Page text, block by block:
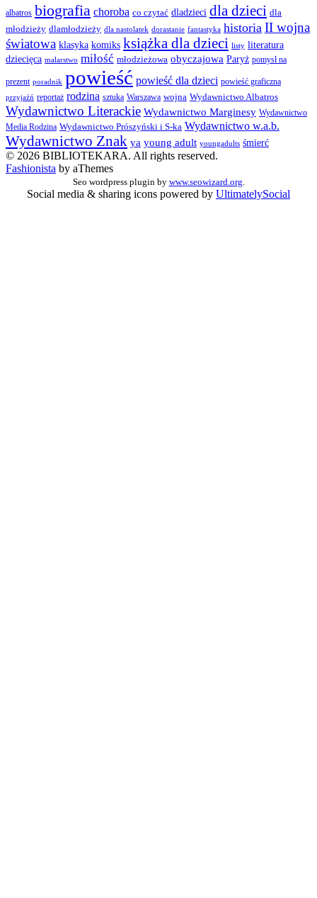
albatros biografia choroba co czytać dladzieci dla dzieci dla
młodzieży dlamłodzieży dla nastolatek dorastanie fantastyka historia II wojna
światowa klasyka komiks książka dla dzieci listy literatura
dziecięca malarstwo miłość młodzieżowa obyczajowa Paryż pomysł na
prezent poradnik powieść powieść dla dzieci powieść graficzna
przyjaźń reportaż rodzina sztuka Warszawa wojna Wydawnictwo Albatros
Wydawnictwo Literackie Wydawnictwo Marginesy Wydawnictwo
Media Rodzina Wydawnictwo Prószyński i S-ka Wydawnictwo w.a.b.
Wydawnictwo Znak ya young adult youngadults śmierć
© 2026 BIBLIOTEKARA. All rights reserved.
Fashionista by aThemes
Seo wordpress plugin by www.seowizard.org
Social media & sharing icons powered by UltimatelySocial